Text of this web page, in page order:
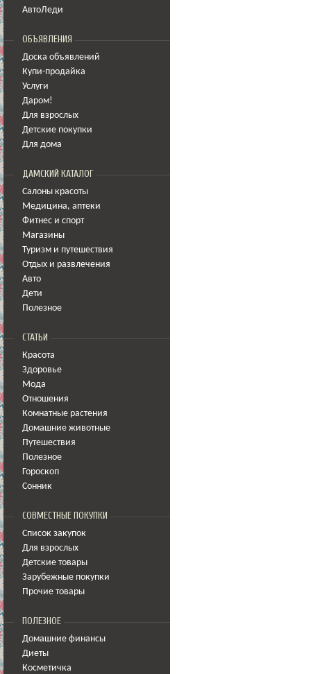
АвтоЛеди
ОБЪЯВЛЕНИЯ
Доска объявлений
Купи-продайка
Услуги
Даром!
Для взрослых
Детские покупки
Для дома
ДАМСКИЙ КАТАЛОГ
Салоны красоты
Медицина, аптеки
Фитнес и спорт
Магазины
Туризм и путешествия
Отдых и развлечения
Авто
Дети
Полезное
СТАТЬИ
Красота
Здоровье
Мода
Отношения
Комнатные растения
Домашние животные
Путешествия
Полезное
Гороскоп
Сонник
СОВМЕСТНЫЕ ПОКУПКИ
Список закупок
Для взрослых
Детские товары
Зарубежные покупки
Прочие товары
ПОЛЕЗНОЕ
Домашние финансы
Диеты
Косметичка